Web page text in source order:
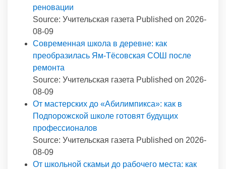
реновации
Source: Учительская газета Published on 2026-
08-09
Современная школа в деревне: как
преобразилась Ям-Тёсовская СОШ после
ремонта
Source: Учительская газета Published on 2026-
08-09
От мастерских до «Абилимпикса»: как в
Подпорожской школе готовят будущих
профессионалов
Source: Учительская газета Published on 2026-
08-09
От школьной скамьи до рабочего места: как